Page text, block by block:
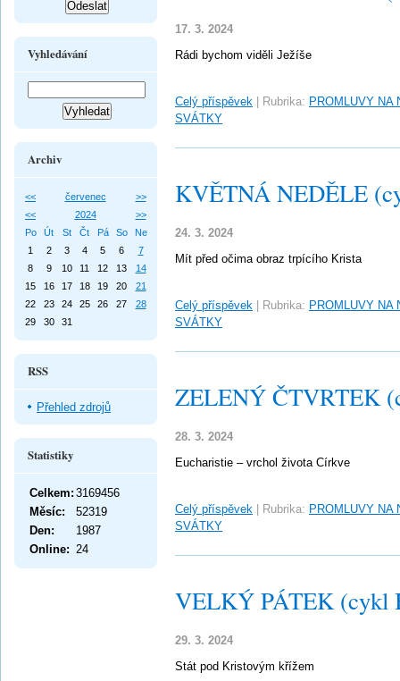
17. 3. 2024
Rádi bychom viděli Ježíše
Celý příspěvek Rubrika: PROMLUVY NA
SVÁTKY
KVĚTNÁ NEDĚLE
24. 3. 2024
Mít před očima obraz trpícího Krista
Celý příspěvek Rubrika: PROMLUVY NA
SVÁTKY
ZELENÝ ČTVRTEK
28. 3. 2024
Eucharistie – vrchol života Církve
Celý příspěvek Rubrika: PROMLUVY NA
SVÁTKY
VELKÝ PÁTEK (cykl
29. 3. 2024
Stát pod Kristovým křížem
Vyhledávání
Archiv
<< červenec
>>
<<
2024
>>
Po
Út St Čt Pá So
Ne
1
2 3 4 5 6
7
8
9 10 11 12 13
14
15
16 17 18 19 20
21
22
23 24 25 26 27
28
29
30 31
RSS
Přehled zdrojů
Statistiky
Online: 24
Celkem: 3169456
Měsíc:
52319
Den:
1987